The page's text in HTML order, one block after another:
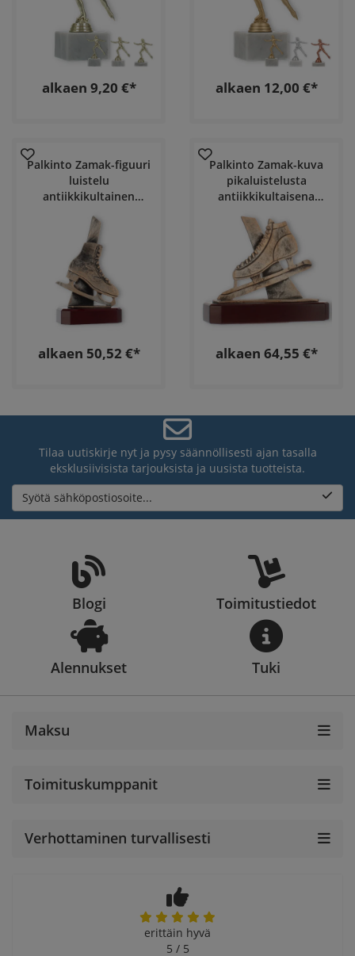
alkaen 9,20 €* alkaen 12,00 €*
Palkinto Zamak-figuuri
luistelu
antiikkikultainen
mahonkivärillisellä
puupohjalla
alkaen 50,52 €*
Palkinto Zamak-kuva
pikaluistelusta
antiikkikultaisena
puupohjalla
alkaen 64,55 €*
Tilaa uutiskirje nyt ja pysy säännöllisesti ajan tasalla
eksklusiivisista tarjouksista ja uusista tuotteista.
Syötä sähköpostiosoite...
Blogi Toimitustiedot
Alennukset Tuki
Maksu
Toimituskumppanit
Verhottaminen turvallisesti
erittäin hyvä
5 / 5